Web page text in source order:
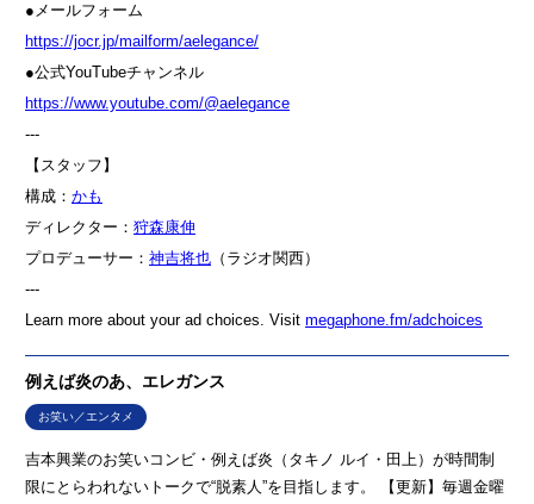
●メールフォーム
⁠⁠⁠⁠⁠⁠⁠⁠⁠⁠⁠⁠⁠⁠⁠⁠⁠⁠⁠⁠⁠⁠⁠⁠⁠https://jocr.jp/mailform/aelegance/⁠⁠⁠⁠⁠⁠⁠⁠⁠⁠⁠⁠⁠⁠⁠⁠⁠⁠⁠⁠⁠⁠⁠⁠⁠
●公式YouTubeチャンネル
⁠⁠⁠⁠⁠⁠⁠⁠⁠⁠⁠⁠⁠⁠⁠⁠⁠⁠⁠⁠https://www.youtube.com/@aelegance⁠⁠⁠⁠⁠⁠⁠⁠⁠⁠⁠⁠⁠⁠⁠⁠⁠⁠⁠⁠
---
【スタッフ】
構成： ⁠⁠⁠⁠⁠⁠⁠⁠⁠⁠⁠⁠⁠⁠⁠⁠⁠⁠⁠⁠かも⁠⁠⁠⁠⁠⁠⁠⁠⁠⁠⁠⁠⁠⁠⁠⁠⁠⁠⁠⁠
ディレクター： ⁠⁠⁠⁠⁠⁠⁠⁠⁠⁠⁠⁠⁠⁠⁠⁠⁠⁠⁠⁠⁠⁠⁠⁠⁠狩森康伸⁠⁠⁠⁠⁠⁠⁠⁠⁠⁠⁠⁠⁠⁠⁠⁠⁠⁠⁠⁠
プロデューサー： ⁠⁠⁠⁠⁠⁠⁠⁠⁠⁠⁠⁠⁠⁠⁠⁠⁠⁠⁠⁠⁠⁠⁠⁠⁠神吉将也⁠⁠⁠⁠⁠⁠⁠⁠⁠⁠⁠⁠⁠⁠⁠⁠⁠⁠⁠⁠⁠⁠⁠⁠⁠ （ラジオ関西）
---
Learn more about your ad choices. Visit megaphone.fm/adchoices
例えば炎のあ、エレガンス
お笑い／エンタメ
吉本興業のお笑いコンビ・例えば炎（タキノ ルイ・田上）が時間制
限にとらわれないトークで“脱素人”を目指します。 【更新】毎週金曜